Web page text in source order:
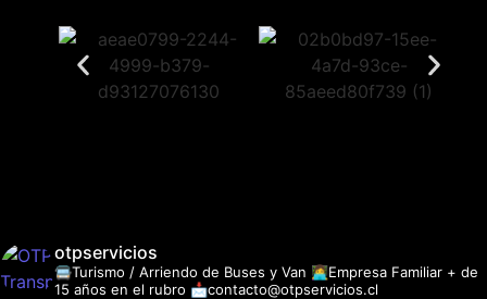
otpservicios
🚍Turismo / Arriendo de Buses y Van 👩‍💻Empresa Familiar + de
15 años en el rubro 📩contacto@otpservicios.cl